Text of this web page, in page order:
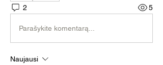
2 5
Parašykite komentarą...
Naujausi